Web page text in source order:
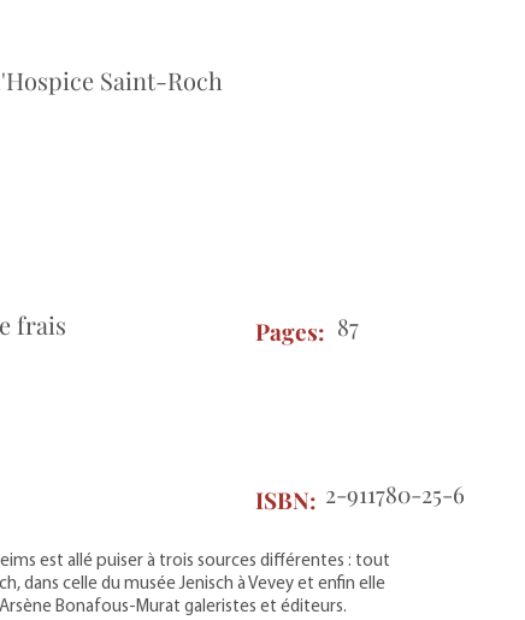
Saint-Roch
frais
87
Pages:
2-911780-25-6
ISBN:
est allé puiser à trois sources différentes : tout
dans celle du musée Jenisch à Vevey et enfin elle
Bonafous-Murat galeristes et éditeurs.